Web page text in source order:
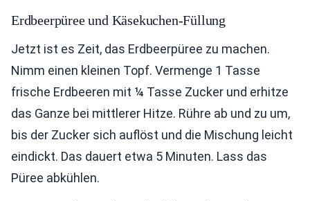
Erdbeerpüree und Käsekuchen-Füllung
Jetzt ist es Zeit, das Erdbeerpüree zu machen.
Nimm einen kleinen Topf. Vermenge 1 Tasse
frische Erdbeeren mit ¼ Tasse Zucker und erhitze
das Ganze bei mittlerer Hitze. Rühre ab und zu um,
bis der Zucker sich auflöst und die Mischung leicht
eindickt. Das dauert etwa 5 Minuten. Lass das
Püree abkühlen.